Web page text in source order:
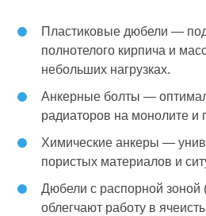
Пластиковые дюбели —
полнотелого кирпича и
небольших нагрузках.
Анкерные болты —
радиаторов на монолите и
Химические анкеры —
пористых материалов и
Дюбели с распорной зоной
облегчают работу в